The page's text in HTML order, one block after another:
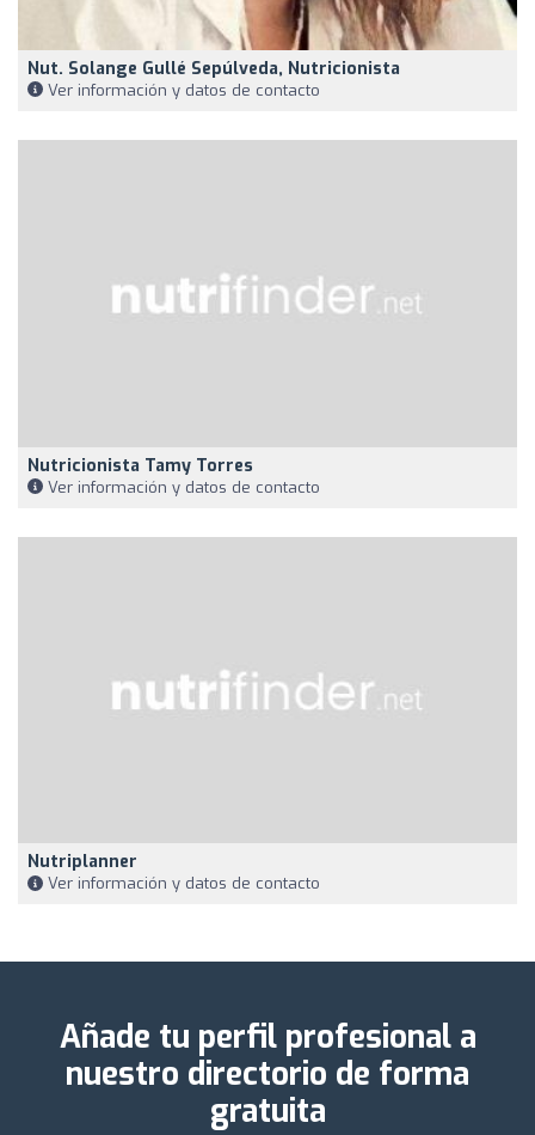
Nut. Solange Gullé Sepúlveda, Nutricionista
Ver información y datos de contacto
Nutricionista Tamy Torres
Ver información y datos de contacto
Nutriplanner
Ver información y datos de contacto
Añade tu perfil profesional a
nuestro directorio de forma
gratuita